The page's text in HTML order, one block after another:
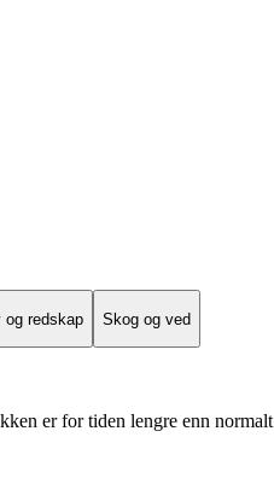
og redskap Skog og ved
er for tiden lengre enn normalt